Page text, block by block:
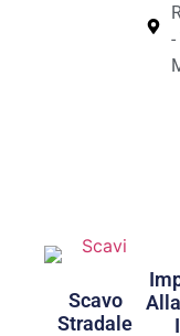
-
Scavo
Stradale